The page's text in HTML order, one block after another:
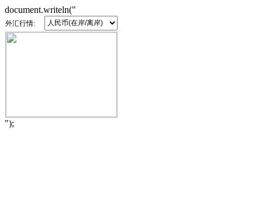
document.writeln("
外汇行情:
");